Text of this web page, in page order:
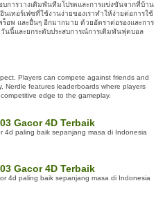
การวางเดิมพันทีมโปรดและการแข่งขันจากที่บ้าน
เทอร์เฟซที่ใช้งานง่ายของเราทำให้ง่ายต่อการใช้
อพ และอื่นๆ อีกมากมาย ด้วยอัตราต่อรองและการ
นนี้และยกระดับประสบการณ์การเดิมพันฟุตบอล
Players can compete against friends and
Nerdle features leaderboards where players
edge to the gameplay.
Gacor 4D Terbaik
4d paling baik sepanjang masa di Indonesia
Gacor 4D Terbaik
4d paling baik sepanjang masa di Indonesia